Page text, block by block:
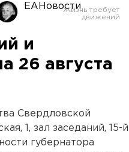
ЕАНовости
и
26 августа
Свердловской
1, зал заседаний, 15-й
губернатора